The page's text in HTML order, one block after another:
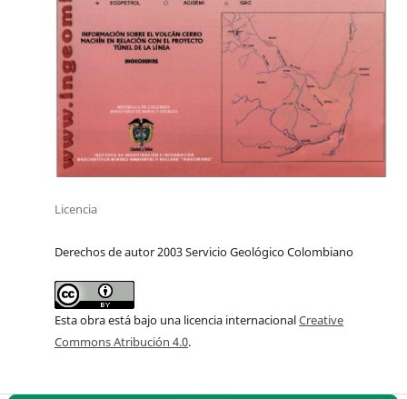
Licencia
Derechos de autor 2003 Servicio Geológico Colombiano
Esta obra está bajo una licencia internacionalCreative
Commons Atribución 4.0.